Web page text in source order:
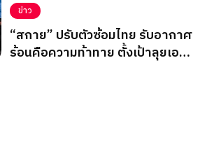
ข่าว
“สกาย” ปรับตัวซ้อมไทย รับอากาศ
ร้อนคือความท้าทาย ตั้งเป้าลุยเอ